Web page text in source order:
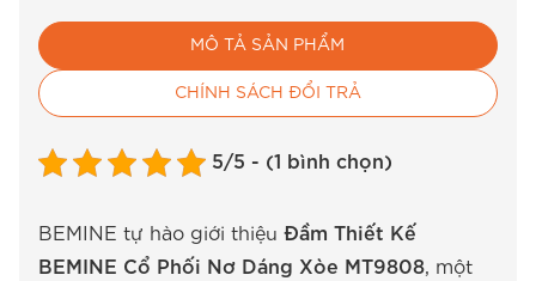
MÔ TẢ SẢN PHẨM
CHÍNH SÁCH ĐỔI TRẢ
5/5 - (1 bình chọn)
BEMINE tự hào giới thiệu Đầm Thiết Kế
BEMINE Cổ Phối Nơ Dáng Xòe MT9808, một